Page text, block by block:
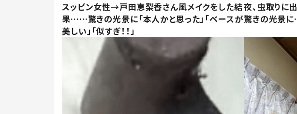
スッピン女性→戸田恵梨香さん風メイクをした結
果……驚きの光景に「本人かと思った」「ベースが
美しい」「似すぎ！！」
夜、虫取りに
驚きの光景に…